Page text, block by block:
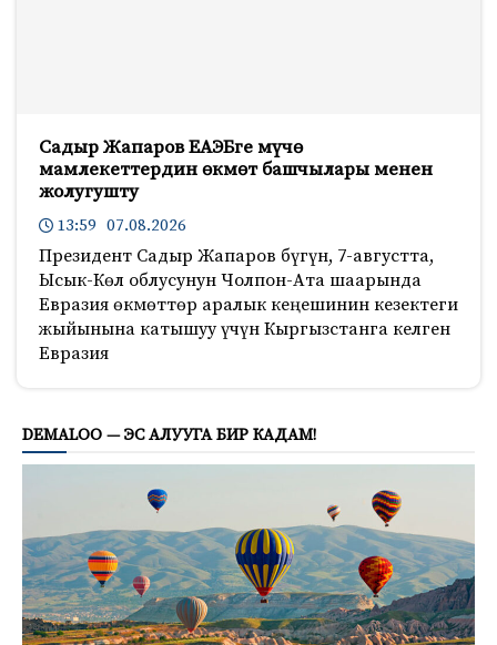
Садыр Жапаров ЕАЭБге мүчө
мамлекеттердин өкмөт башчылары менен
жолугушту
13:59 07.08.2026
Президент Садыр Жапаров бүгүн, 7-августта,
Ысык-Көл облусунун Чолпон-Ата шаарында
Евразия өкмөттөр аралык кеңешинин кезектеги
жыйынына катышуу үчүн Кыргызстанга келген
Евразия
DEMALOO — ЭС АЛУУГА БИР КАДАМ!